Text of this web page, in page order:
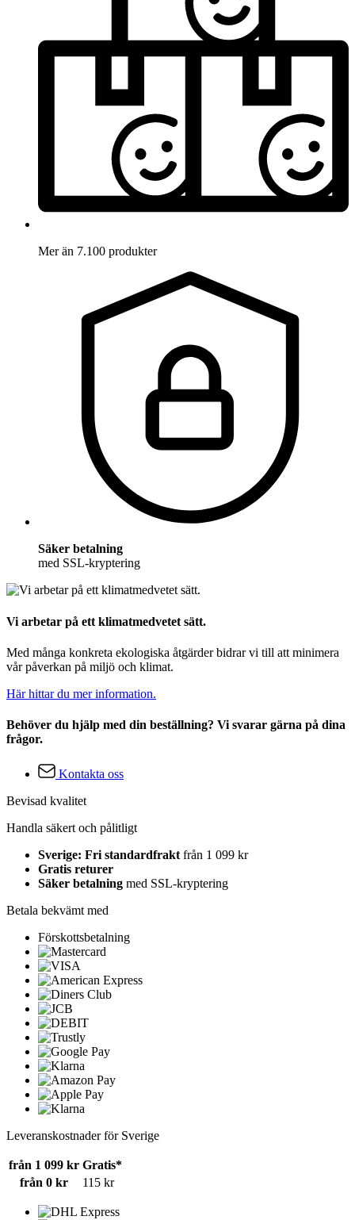
Mer än 7.100 produkter
Säker betalning
med SSL-kryptering
Vi arbetar på ett klimatmedvetet sätt.
Med många konkreta ekologiska åtgärder bidrar vi till att minimera
vår påverkan på miljö och klimat.
Här hittar du mer information.
Behöver du hjälp med din beställning? Vi svarar gärna på dina
frågor.
Kontakta oss
Bevisad kvalitet
Handla säkert och pålitligt
Sverige: Fri standardfrakt från 1 099 kr
Gratis returer
Säker betalning med SSL-kryptering
Betala bekvämt med
Förskottsbetalning
Leveranskostnader för Sverige
från 1 099 kr Gratis*
från 0 kr
115 kr